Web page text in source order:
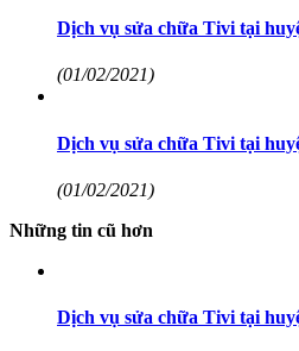
Dịch vụ sửa chữa Tivi tại
(01/02/2021)
Dịch vụ sửa chữa Tivi tại
(01/02/2021)
Những tin cũ hơn
Dịch vụ sửa chữa Tivi tại